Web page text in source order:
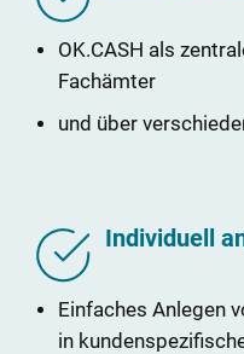
OK.CASH als
Fachämter
und über
Individuell
Einfaches Anlegen
in